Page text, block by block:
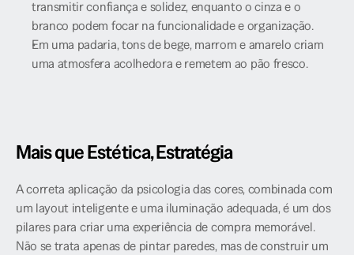
transmitir confiança e solidez, enquanto o cinza e o
branco podem focar na funcionalidade e organização.
Em uma padaria, tons de bege, marrom e amarelo criam
uma atmosfera acolhedora e remetem ao pão fresco.
Mais que Estética, Estratégia
A correta aplicação da psicologia das cores, combinada com
um layout inteligente e uma iluminação adequada, é um dos
pilares para criar uma experiência de compra memorável.
Não se trata apenas de pintar paredes, mas de construir um